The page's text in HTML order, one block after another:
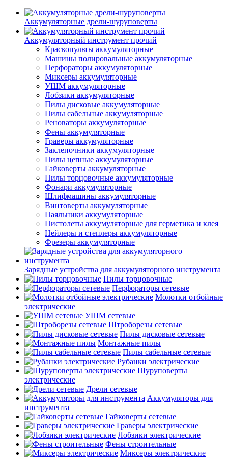
Аккумуляторные дрели-шуруповерты
Аккумуляторный инструмент прочий
Краскопульты аккумуляторные
Машины полировальные аккумуляторные
Перфораторы аккумуляторные
Миксеры аккумуляторные
УШМ аккумуляторные
Лобзики аккумуляторные
Пилы дисковые аккумуляторные
Пилы сабельные аккумуляторные
Реноваторы аккумуляторные
Фены аккумуляторные
Граверы аккумуляторные
Заклепочники аккумуляторные
Пилы цепные аккумуляторные
Гайковерты аккумуляторные
Пилы торцовочные аккумуляторные
Фонари аккумуляторные
Шлифмашины аккумуляторные
Винтоверты аккумуляторные
Паяльники аккумуляторные
Пистолеты аккумуляторные для герметика и клея
Нейлеры и степлеры аккумуляторные
Фрезеры аккумуляторные
Зарядные устройства для аккумуляторного инструмента
Пилы торцовочные
Перфораторы сетевые
Молотки отбойные
электрические
УШМ сетевые
Штроборезы сетевые
Пилы дисковые сетевые
Монтажные пилы
Пилы сабельные сетевые
Рубанки электрические
Шуруповерты
электрические
Дрели сетевые
Аккумуляторы для
инструмента
Гайковерты сетевые
Граверы электрические
Лобзики электрические
Фены строительные
Миксеры электрические